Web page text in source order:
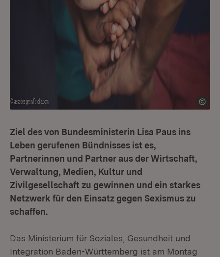
Ziel des von Bundesministerin Lisa Paus ins
Leben gerufenen Bündnisses ist es,
Partnerinnen und Partner aus der Wirtschaft,
Verwaltung, Medien, Kultur und
Zivilgesellschaft zu gewinnen und ein starkes
Netzwerk für den Einsatz gegen Sexismus zu
schaffen.
Das Ministerium für Soziales, Gesundheit und
Integration Baden-Württemberg ist am Montag